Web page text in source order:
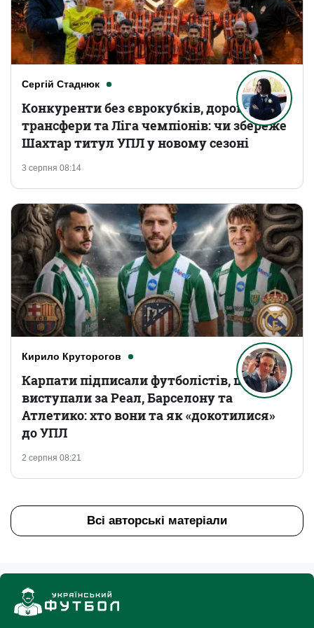
Сергій Стаднюк
3 серпня 08:14
Конкуренти без єврокубків, дорогі
трансфери та Ліга чемпіонів: чи збереже
Шахтар титул УПЛ у новому сезоні
Кирило Круторогов
2 серпня 08:21
Карпати підписали футболістів, що
виступали за Реал, Барселону та
Атлетико: хто вони та як «докотилися»
до УПЛ
Всі авторські матеріали